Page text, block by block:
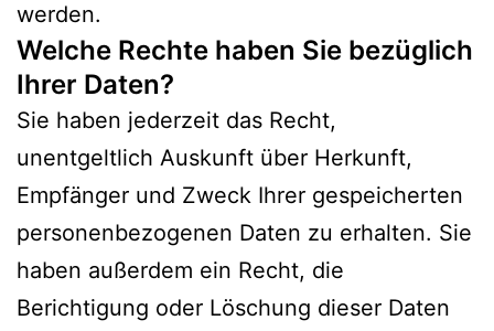
werden.
Welche Rechte haben Sie bezüglich
Ihrer Daten?
Sie haben jederzeit das Recht,
unentgeltlich Auskunft über Herkunft,
Empfänger und Zweck Ihrer gespeicherten
personenbezogenen Daten zu erhalten. Sie
haben außerdem ein Recht, die
Berichtigung oder Löschung dieser Daten